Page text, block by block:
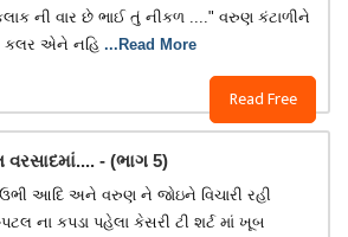
Read Free
ની વાર છે ભાઈ તું નીકળ ...." વરુણ કંટાળીને
કલર એને નહિ ...Read More
વરસાદમાં.... - (ભાગ 5)
આદિ અને વરુણ ને જોઇને વિચારી રહી
ના કપડા પહેલા કેસરી ટી શર્ટ માં ખૂબ